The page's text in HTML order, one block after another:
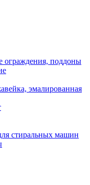
поддоны
эмалированная
стиральных машин